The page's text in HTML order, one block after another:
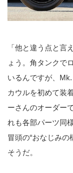
「他と違う点と言
ょう。角タンクで
いるんですが、
カウルを初めて装
ーさんのオーダー
れも各部パーツ同
冒頭の“おなじみの
そうだ。